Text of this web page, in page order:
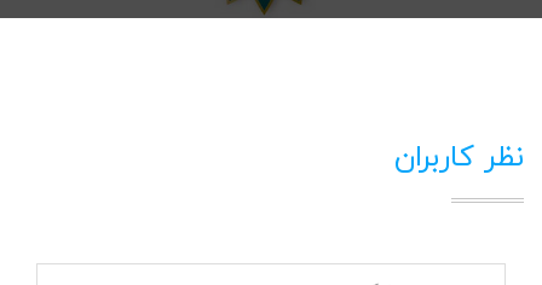
نظر کاربران